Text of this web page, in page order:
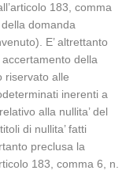
183, comma
domanda
E’ altrettanto
della
riservato alle
inerenti a
alla nullita’ del
di nullita’ fatti
preclusa la
183, comma 6, n.